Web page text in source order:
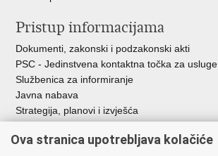
Pristup informacijama
Dokumenti, zakonski i podzakonski akti
PSC - Jedinstvena kontaktna točka za usluge
Službenica za informiranje
Javna nabava
Strategija, planovi i izvješća
Ova stranica upotrebljava kolačiće